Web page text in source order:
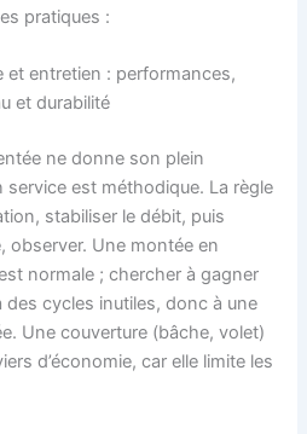
pratiques :
et entretien : performances,
et durabilité
ne donne son plein
service est méthodique. La règle
stabiliser le débit, puis
observer. Une montée en
normale ; chercher à gagner
cycles inutiles, donc à une
Une couverture (bâche, volet)
d’économie, car elle limite les